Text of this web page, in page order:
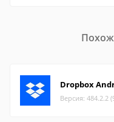
Dropbox
Версия: 484.2.2